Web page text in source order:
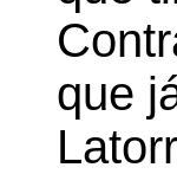
que